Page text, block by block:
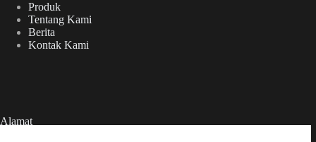
Produk
Tentang Kami
Berita
Kontak Kami
Alamat